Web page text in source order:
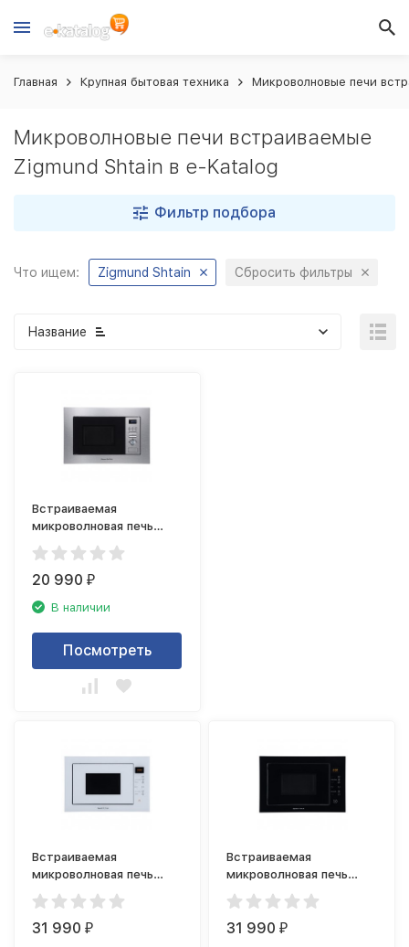
Главная Крупная бытовая техника Микроволновые печи
Микроволновые печи встраиваемые
Zigmund Shtain в e-Katalog
Фильтр подбора
Что ищем: Zigmund Shtain Сбросить фильтры
Название
Встраиваемая
микроволновая печь
Zigmund Shtain BMO
16.202 S
20 990₽
В наличии
Посмотреть
Встраиваемая
микроволновая печь
Zigmund Shtain BMO
15.252 W
31 990₽
Встраиваемая
микроволновая печь
Zigmund Shtain BMO
15.252 B
31 990₽